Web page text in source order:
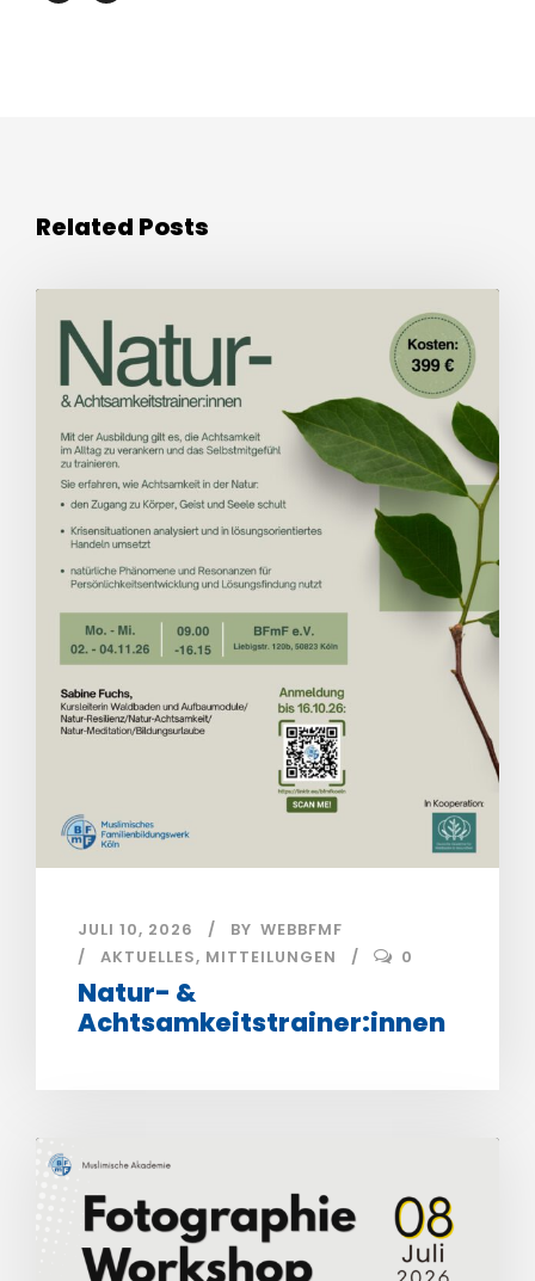
Related Posts
JULI 10, 2026 BY WEBBFMF
AKTUELLES, MITTEILUNGEN 0
Natur- &
Achtsamkeitstrainer:innen